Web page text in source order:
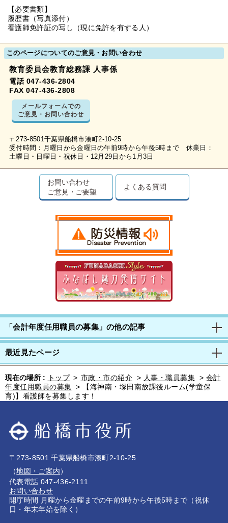
【必要書類】
履歴書（写真添付）
看護師免許証の写し（現に免許を有する人）
このページについてのご意見・お問い合わせ
教育委員会教育総務課 人事係
電話 047-436-2804
FAX 047-436-2808
メールフォームでの
ご意見・お問い合わせ
〒273-8501千葉県船橋市湊町2-10-25
受付時間：月曜日から金曜日の午前9時から午後5時まで 休業日：
土曜日・日曜日・祝休日・12月29日から1月3日
お問い合わせ
ご意見・ご要望
よくある質問
「会計年度任用職員の募集」の他の記事
最近見たページ
現在の場所 : トップ > 市政・市の紹介 > 人事・職員募集 > 会計
年度任用職員の募集 >
【海神南・塚田南放課後ルーム(学童保
育)】看護師を募集します！
〒273-8501 千葉県船橋市湊町2-10-25
（地図・ご案内）
代表電話 047-436-2111
お問い合わせ
開庁時間 月曜から金曜までの午前9時から午後5時まで（祝休
日・年末年始を除く）